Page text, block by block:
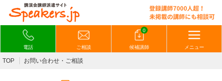
電話 ご相談
0
候補講師 メニュー
TOP お問い合わせ・ご相談